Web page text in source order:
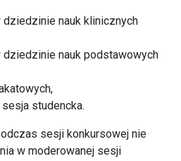
dziedzinie nauk klinicznych
dziedzinie nauk podstawowych
studencka.
sesji konkursowej nie
w moderowanej sesji